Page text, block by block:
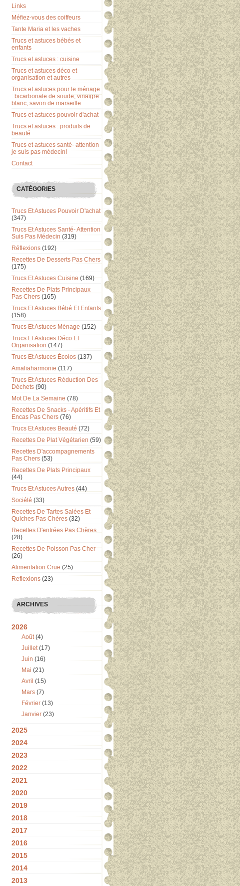
Links
Méfiez-vous des coiffeurs
Tante Maria et les vaches
Trucs et astuces bébés et
enfants
Trucs et astuces : cuisine
Trucs et astuces déco et
organisation et autres
Trucs et astuces pour le ménage
: bicarbonate de soude, vinaigre
blanc, savon de marseille
Trucs et astuces pouvoir d'achat
Trucs et astuces : produits de
beauté
Trucs et astuces santé- attention
je suis pas médecin!
Contact
CATÉGORIES
Trucs Et Astuces Pouvoir D'achat
(347)
Trucs Et Astuces Santé- Attention
Suis Pas Médecin (319)
Réflexions (192)
Recettes De Desserts Pas Chers
(175)
Trucs Et Astuces Cuisine (169)
Recettes De Plats Principaux
Pas Chers (165)
Trucs Et Astuces Bébé Et Enfants
(158)
Trucs Et Astuces Ménage (152)
Trucs Et Astuces Déco Et
Organisation (147)
Trucs Et Astuces Écolos (137)
Amaliaharmonie (117)
Trucs Et Astuces Réduction Des
Déchets (90)
Mot De La Semaine (78)
Recettes De Snacks - Apéritifs Et
Encas Pas Chers (76)
Trucs Et Astuces Beauté (72)
Recettes De Plat Végétarien (59)
Recettes D'accompagnements
Pas Chers (53)
Recettes De Plats Principaux
(44)
Trucs Et Astuces Autres (44)
Société (33)
Recettes De Tartes Salées Et
Quiches Pas Chères (32)
Recettes D'entrées Pas Chères
(28)
Recettes De Poisson Pas Cher
(26)
Alimentation Crue (25)
Reflexions (23)
ARCHIVES
2026
Août(4)
Juillet(17)
Juin (16)
Mai (21)
Avril (15)
Mars (7)
Février (13)
Janvier (23)
2025
2024
2023
2022
2021
2020
2019
2018
2017
2016
2015
2014
2013